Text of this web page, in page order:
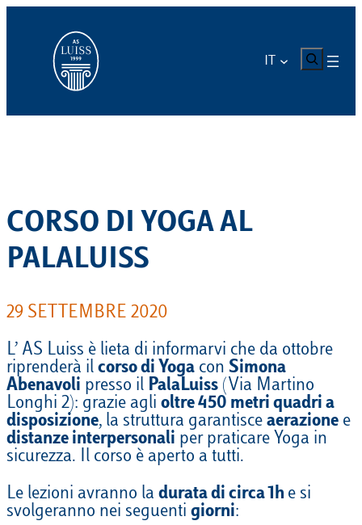
contenuto
CERCA
CORSO DI YOGA AL
PALALUISS
29 SETTEMBRE 2020
L’ AS Luiss è lieta di informarvi che da ottobre
riprenderà il corso di Yoga con Simona
Abenavoli presso il PalaLuiss (Via Martino
Longhi 2): grazie agli oltre450 metri quadri a
disposizione, la struttura garantisce aerazione e
distanze interpersonali per praticare Yoga in
sicurezza. Il corso è aperto a tutti.
Le lezioni avranno la durata di circa 1h e si
svolgeranno nei seguenti giorni: